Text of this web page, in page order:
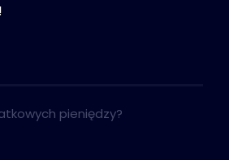
pieniędzy?